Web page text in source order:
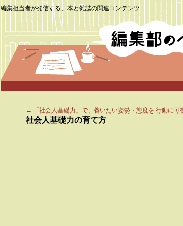
編集担当者が発信する、本と雑誌の関連コンテンツ
← 「社会人基礎力」で、養いたい姿勢・態度を 行動に
社会人基礎力の育て方